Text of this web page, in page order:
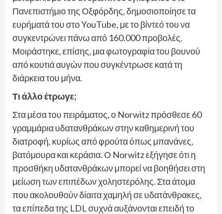
Πανεπιστήμιο της Οξφόρδης, δημοσιοποίησε τα
ευρήματά του στο YouTube, με το βίντεό του να
συγκεντρώνει πάνω από 160.000 προβολές.
Μοιράστηκε, επίσης, μια φωτογραφία του βουνού
από κουτιά αυγών που συγκέντρωσε κατά τη
διάρκεια του μήνα.
Τι άλλο έτρωγε;
Στα μέσα του πειράματος, ο Norwitz πρόσθεσε 60
γραμμάρια υδατανθράκων στην καθημερινή του
διατροφή, κυρίως από φρούτα όπως μπανάνες,
βατόμουρα και κεράσια. Ο Norwitz εξήγησε ότι η
προσθήκη υδατανθράκων μπορεί να βοηθήσει στη
μείωση των επιπέδων χοληστερόλης. Στα άτομα
που ακολουθούν δίαιτα χαμηλή σε υδατάνθρακες,
τα επίπεδα της LDL συχνά αυξάνονται επειδή το